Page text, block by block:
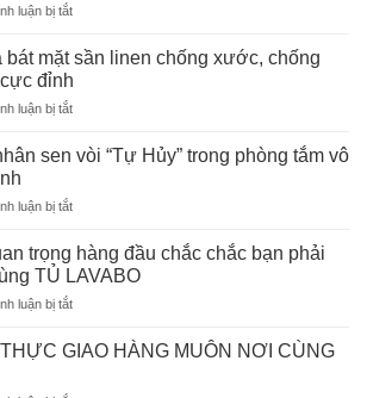
luận bị tắtở
Rửa
1
Hố
304
–
Thước
Chuẩn,
Tốt
bát mặt sần linen chống xước, chống
đỉnh
luận bị tắtở
rửa
sần
chống
xước,
bám
cực
sen vòi “Tự Hủy” trong phòng tắm vô
luận bị tắtở
nhân
sen
vòi
“Tự
trong
trọng hàng đầu chắc chắc bạn phải
TỦ LAVABO
luận bị tắtở
tố
GIAO HÀNG MUÔN NƠI CÙNG